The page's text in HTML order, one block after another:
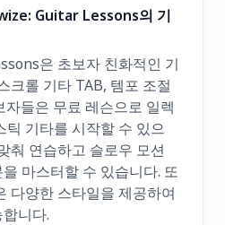
Guitar Lessons의 기
은 초보자 친화적인 기
크롤 기타 TAB, 템포 조절
자들은 무료 레슨으로 일렉
틱 기타를 시작할 수 있으
춰 연습하고 슬로우 모션
마스터할 수 있습니다. 또
다양한 스타일을 제공하여
니다.